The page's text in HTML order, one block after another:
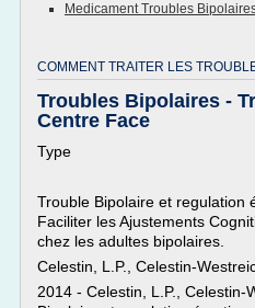
Medicament Troubles
COMMENT TRAITER LES
Troubles Bipolaires -
Centre Face
Type
Trouble Bipolaire et regulation
Faciliter les Ajustements
chez les adultes bipolaires.
Celestin, L.P., Celestin-
2014 - Celestin, L.P.,